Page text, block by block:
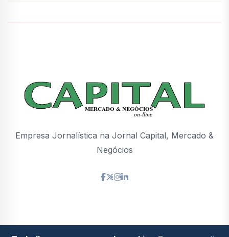
Empresa Jornalística na Jornal Capital, Mercado &
Negócios